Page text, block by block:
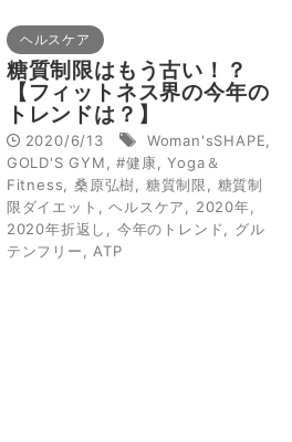
ヘルスケア
糖質制限はもう古い！？
【フィットネス界の今年の
トレンドは？】
2020/6/13 Woman'sSHAPE
GOLD'S GYM
,#健康 ,Yoga＆
Fitness
桑原弘樹 糖質制限
糖質制
限ダイエット
,ヘルスケア 2020年
2020年折返し
今年のトレンド
グル
テンフリー
ATP